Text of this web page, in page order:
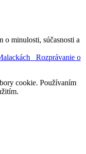
minulosti, súčasnosti a
Rozprávanie o
cookie. Používaním